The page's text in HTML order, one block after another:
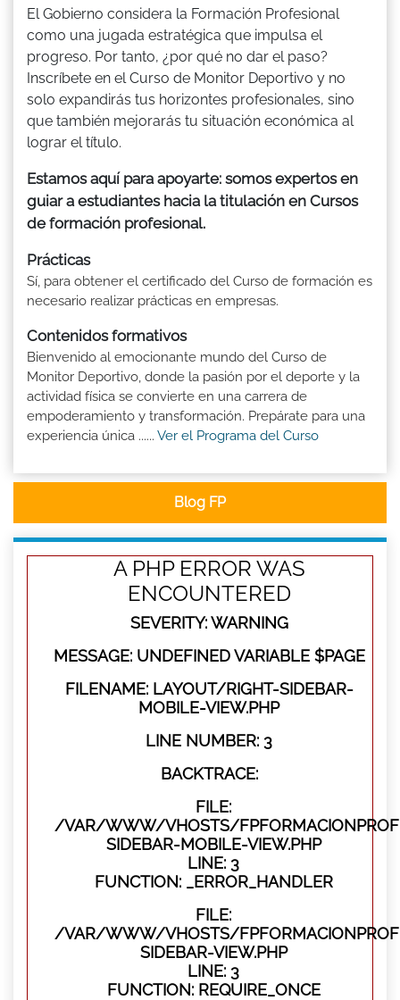
El Gobierno considera la Formación Profesional
como una jugada estratégica que impulsa el
progreso. Por tanto, ¿por qué no dar el paso?
Inscríbete en el Curso de Monitor Deportivo y no
solo expandirás tus horizontes profesionales, sino
que también mejorarás tu situación económica al
lograr el título.
Estamos aquí para apoyarte: somos expertos en
guiar a estudiantes hacia la titulación en Cursos
de formación profesional.
Prácticas
Sí, para obtener el certificado del Curso de formación es
necesario realizar prácticas en empresas.
Contenidos formativos
Bienvenido al emocionante mundo del Curso de
Monitor Deportivo, donde la pasión por el deporte y la
actividad física se convierte en una carrera de
empoderamiento y transformación. Prepárate para una
experiencia única ...... Ver el Programa del Curso
Blog FP
A PHP ERROR WAS
ENCOUNTERED
SEVERITY: WARNING
MESSAGE: UNDEFINED VARIABLE $PAGE
FILENAME: LAYOUT/RIGHT-SIDEBAR-
MOBILE-VIEW.PHP
LINE NUMBER: 3
BACKTRACE:
FILE:
/VAR/WWW/VHOSTS/
SIDEBAR-MOBILE-VIEW.PHP
LINE: 3
FUNCTION: _ERROR_HANDLER
FILE:
/VAR/WWW/VHOSTS/
SIDEBAR-VIEW.PHP
LINE: 3
FUNCTION: REQUIRE_ONCE